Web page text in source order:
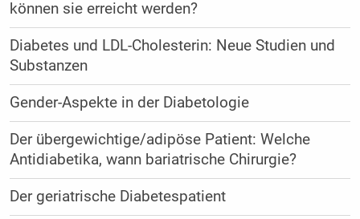
können sie erreicht werden?
Diabetes und LDL-Cholesterin: Neue Studien und
Substanzen
Gender-Aspekte in der Diabetologie
Der übergewichtige/adipöse Patient: Welche
Antidiabetika, wann bariatrische Chirurgie?
Der geriatrische Diabetespatient